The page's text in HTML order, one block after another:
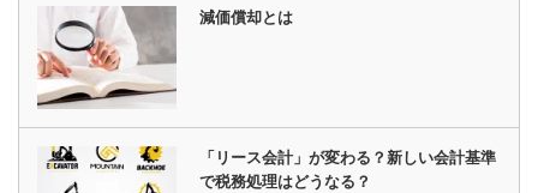
減価償却とは
「リース会計」が変わる？新しい会計基準
で税務処理はどうなる？